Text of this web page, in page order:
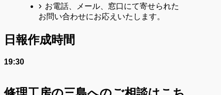
お電話、メール、窓口にて寄せられた
お問い合わせにお応えいたします。
日報作成時間
19:30